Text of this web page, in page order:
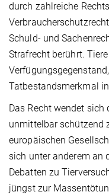
durch zahlreiche
Schuld- und
Strafrecht berührt.
Tatbestandsmerkmal
Das Recht wendet
unmittelbar schützend
europäischen
sich unter anderem an
Debatten zu
jüngst zur